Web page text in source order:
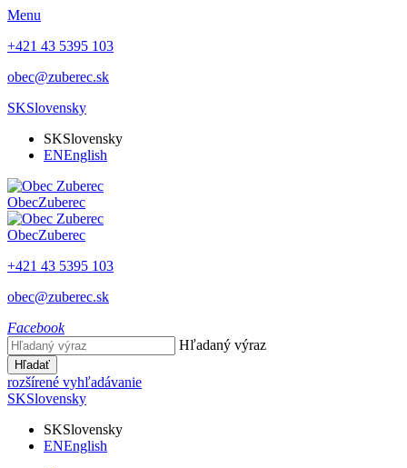
Menu
+421 43 5395 103
obec@zuberec.sk
SKSlovensky
SKSlovensky
ENEnglish
ObecZuberec
ObecZuberec
+421 43 5395 103
obec@zuberec.sk
Facebook
Hľadaný výraz
Hľadať
rozšírené vyhľadávanie
SKSlovensky
SKSlovensky
ENEnglish